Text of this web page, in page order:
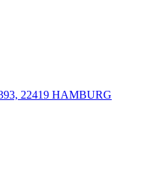
22419 HAMBURG